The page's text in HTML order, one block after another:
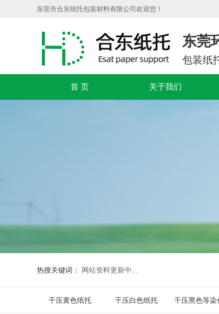
东莞市合东纸托包装材料有限公司欢迎您！
东莞
包装纸
首 页 关于我们
热搜关键词： 网站资料更新中...
干压黄色纸托 干压白色纸托 干压黑色等染